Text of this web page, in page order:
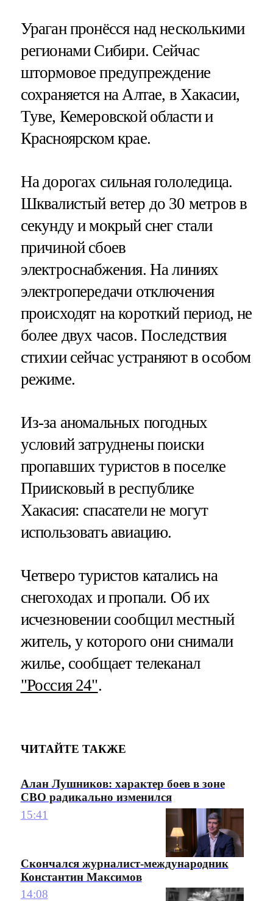
Ураган пронёсся над несколькими
регионами Сибири. Сейчас
штормовое предупреждение
сохраняется на Алтае, в Хакасии,
Туве, Кемеровской области и
Красноярском крае.
На дорогах сильная гололедица.
Шквалистый ветер до 30 метров в
секунду и мокрый снег стали
причиной сбоев
электроснабжения. На линиях
электропередачи отключения
происходят на короткий период, не
более двух часов. Последствия
стихии сейчас устраняют в особом
режиме.
Из-за аномальных погодных
условий затруднены поиски
пропавших туристов в поселке
Приисковый в республике
Хакасия: спасатели не могут
использовать авиацию.
Четверо туристов катались на
снегоходах и пропали. Об их
исчезновении сообщил местный
житель, у которого они снимали
жилье, сообщает телеканал
"Россия 24".
ЧИТАЙТЕ ТАКЖЕ
Алан Лушников: характер боев в зоне
СВО радикально изменился
15:41
Скончался журналист-международник
Константин Максимов
14:08